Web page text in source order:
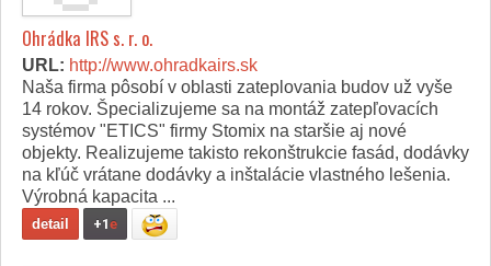
Ohrádka IRS s. r. o.
URL: http://www.ohradkairs.sk
Naša firma pôsobí v oblasti zateplovania budov už vyše
14 rokov. Špecializujeme sa na montáž zatepľovacích
systémov "ETICS" firmy Stomix na staršie aj nové
objekty. Realizujeme takisto rekonštrukcie fasád, dodávky
na kľúč vrátane dodávky a inštalácie vlastného lešenia.
Výrobná kapacita ...
detail +1e